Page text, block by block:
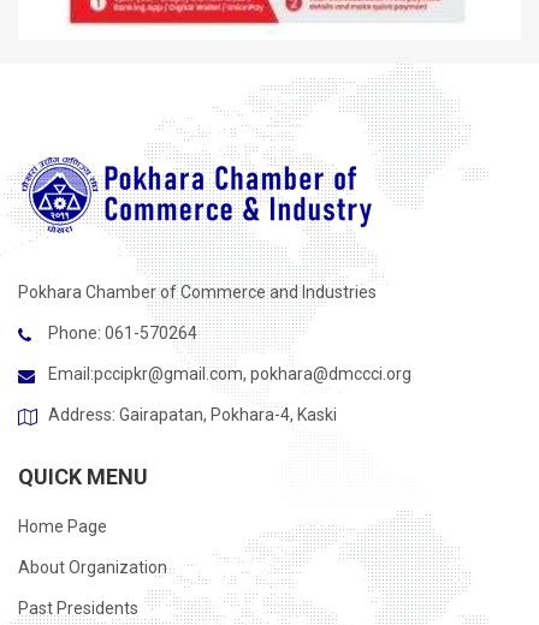
Pokhara Chamber of Commerce and Industries
Phone: 061-570264
Email:pccipkr@gmail.com, pokhara@dmccci.org
Address: Gairapatan, Pokhara-4, Kaski
QUICK MENU
Home Page
About Organization
Past Presidents